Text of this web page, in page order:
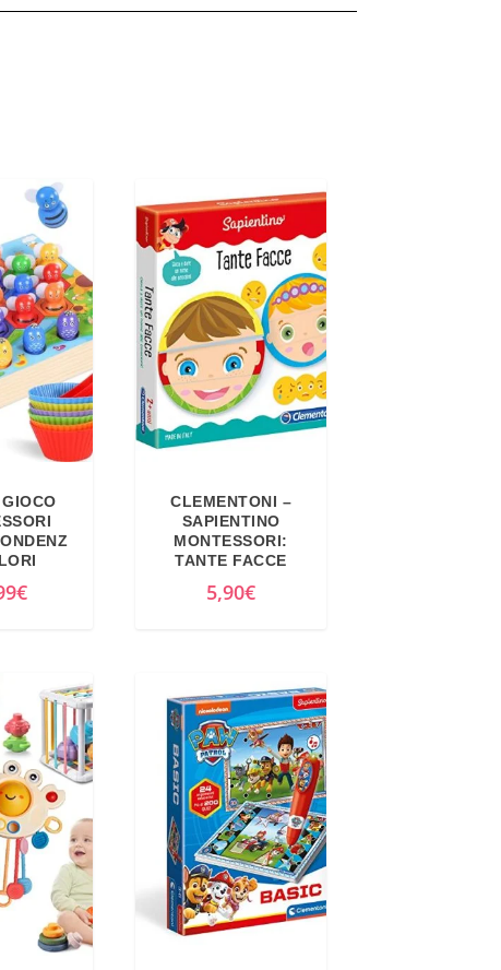
€
CLEMENTONI –
SAPIENTINO
MONTESSORI:
TANTE FACCE
5,90€